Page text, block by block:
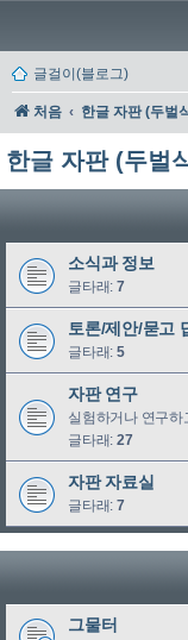
글걸이(블로그)
처음 한글 자판 (두벌
한글 자판 (두벌
소식과 정보
글타래: 7
토론/제안/묻고
글타래: 5
자판 연구
실험하거나 연구하
글타래: 27
자판 자료실
글타래: 7
그물터